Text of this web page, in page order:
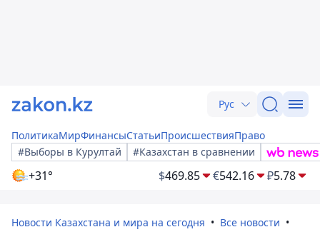
Рус
ПолитикаМирФинансыСтатьиПроисшествияПраво
#Выборы в Курултай
#Казахстан в сравнении
+31° $469.85 €542.16 ₽5.78
Новости Казахстана и мира на сегодня
Все новости